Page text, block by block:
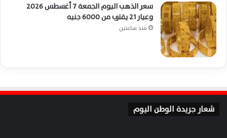
سعر الذهب اليوم الجمعة 7 أغسطس 2026
وعيار 21 يقترب من 6000 جنيه
منذ ساعتين
شعار جريدة الوطن اليوم